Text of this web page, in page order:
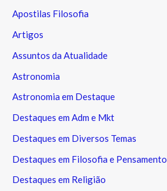
Apostilas Filosofia
Artigos
Assuntos da Atualidade
Astronomia
Astronomia em Destaque
Destaques em Adm e Mkt
Destaques em Diversos Temas
Destaques em Filosofia e Pensamento
Destaques em Religião